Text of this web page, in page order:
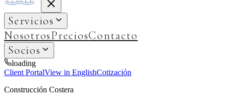
Servicios
NosotrosPreciosContacto
Socios
loading
Client PortalView in EnglishCotización
Construcción Costera